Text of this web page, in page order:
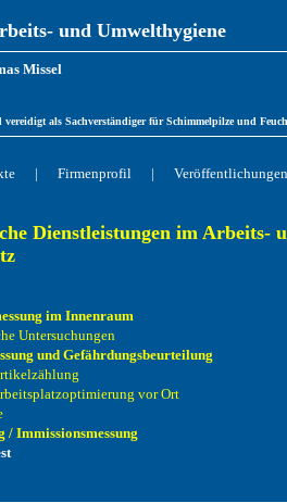
und Umwelthygiene
Missel
als Sachverständiger für Schimmelpilze und
| Firmenprofil | Veröffentlichungen
Dienstleistungen im Arbeits-
im Innenraum
Untersuchungen
und Gefährdungsbeurteilung
vor Ort
/ Immissionsmessung